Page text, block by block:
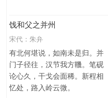
饯和父之并州
宋代：朱弁
有北何堪说，如南未是归。并
门子径往，汉节我方鞿。笔砚
论心久，干戈会面稀。新程相
忆处，路入岭云微。